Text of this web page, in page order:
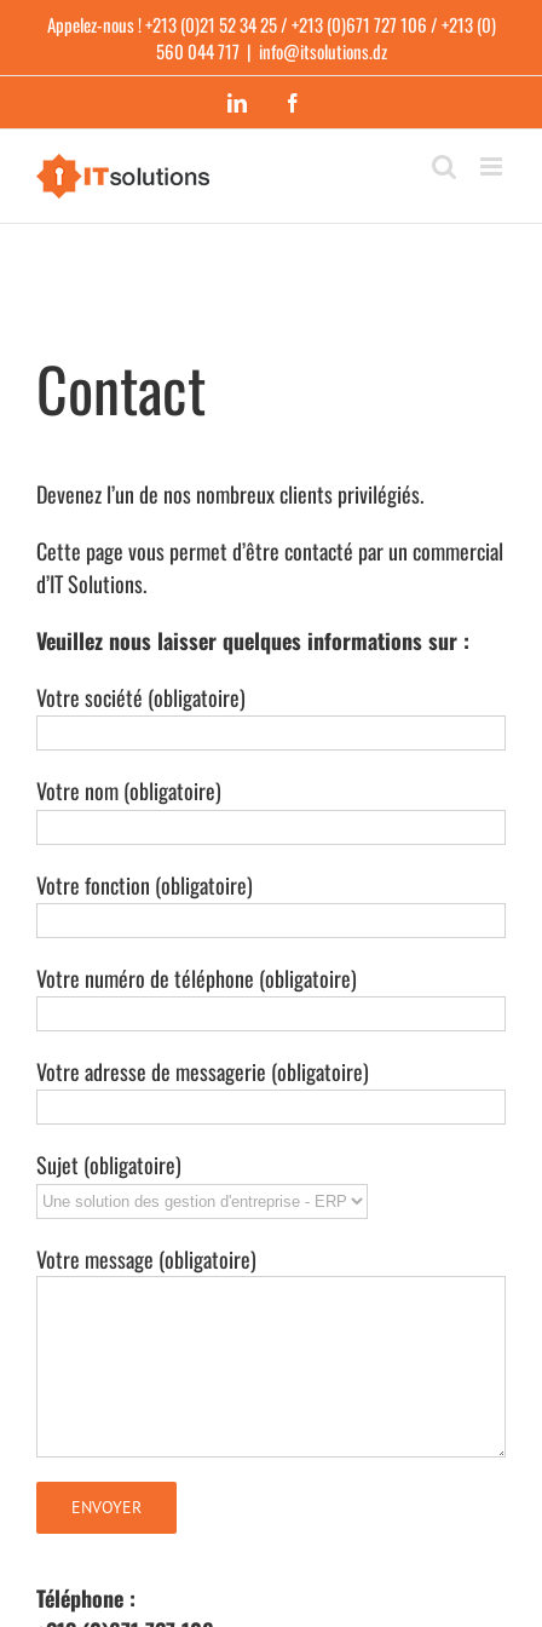
content
Appelez-nous ! +213 (0)21 52 34 25 / +213 (0)671 727 106 / +213 (0)
560 044 717 | info@itsolutions.dz
LinkedIn
Contact
Devenez l’un de nos nombreux clients privilégiés.
Cette page vous permet d’être contacté par un commercial
d’IT Solutions.
Veuillez nous laisser quelques informations sur :
Votre société (obligatoire)
Votre nom (obligatoire)
Votre fonction (obligatoire)
Votre numéro de téléphone (obligatoire)
Votre adresse de messagerie (obligatoire)
Sujet (obligatoire)
Votre message (obligatoire)
Téléphone :
TECHNOLOGIES
COLLABORATION, ECM & GED